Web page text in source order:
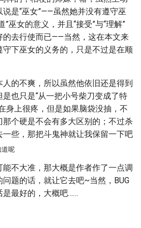
是“巫女”——虽然她并没有遵守巫
巫女的意义，并且“接受”与“理解”
的去行使而已——当然，这在本文来
下巫女的义务的，只是不过是在顺
的不爽，所以虽然他依旧还是得到
也只是“从一把小号柴刀变成了特
身上很疼，但是如果脑袋没抽，不
个硬是不会有多大区别的；不过杀
些，那把斗鬼神就让我保留一下吧
道呢
能不大准，那大概是作者作了一点调
题的话，就让它去吧~当然，BUG
是最好的，大概吧……